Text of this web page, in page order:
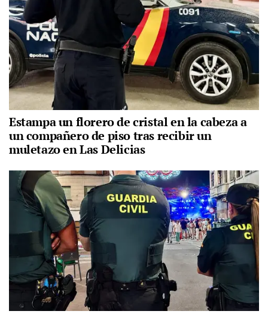
Estampa un florero de cristal en la cabeza a
un compañero de piso tras recibir un
muletazo en Las Delicias